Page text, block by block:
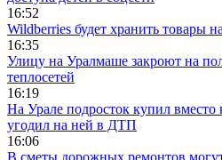
16:52
Wildberries будет хранить товары
16:35
Улицу на Уралмаше закроют на
теплосетей
16:19
На Урале подросток купил
угодил на ней в ДТП
16:06